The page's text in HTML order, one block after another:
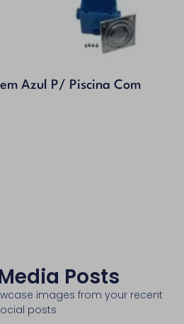
Azul P/ Piscina Com
Posts
images from your recent
posts